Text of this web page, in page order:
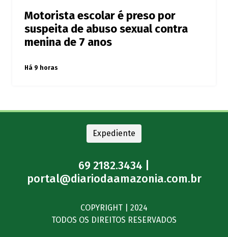
Motorista escolar é preso por
suspeita de abuso sexual contra
menina de 7 anos
Há 9 horas
Expediente
69 2182.3434 |
portal@diariodaamazonia.com.br
COPYRIGHT | 2024
TODOS OS DIREITOS RESERVADOS